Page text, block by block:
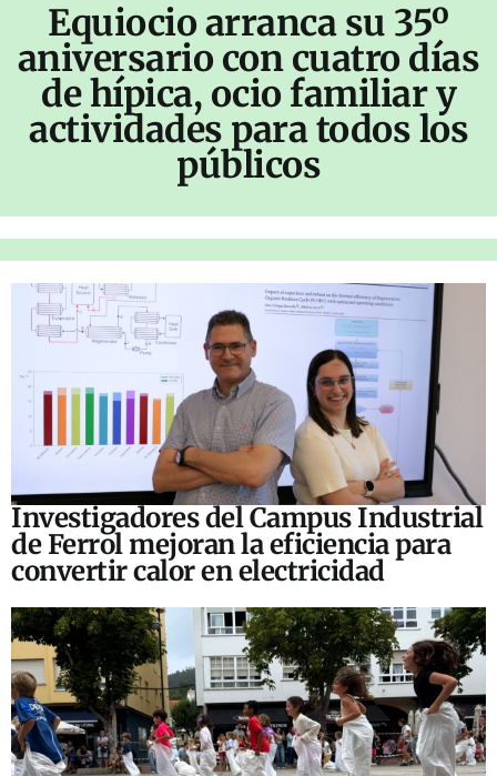
Equiocio arranca su 35º
aniversario con cuatro días
de hípica, ocio familiar y
actividades para todos los
públicos
Investigadores del Campus Industrial
de Ferrol mejoran la eficiencia para
convertir calor en electricidad